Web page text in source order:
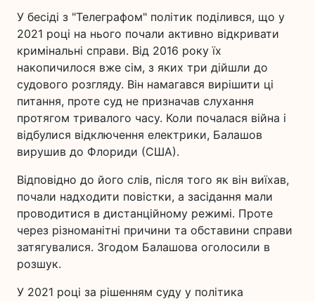
У бесіді з "Телеграфом" політик поділився, що у
2021 році на нього почали активно відкривати
кримінальні справи. Від 2016 року їх
накопичилося вже сім, з яких три дійшли до
судового розгляду. Він намагався вирішити ці
питання, проте суд не призначав слухання
протягом тривалого часу. Коли почалася війна і
відбулися відключення електрики, Балашов
вирушив до Флориди (США).
Відповідно до його слів, після того як він виїхав,
почали надходити повістки, а засідання мали
проводитися в дистанційному режимі. Проте
через різноманітні причини та обставини справи
затягувалися. Згодом Балашова оголосили в
розшук.
У 2021 році за рішенням суду у політика